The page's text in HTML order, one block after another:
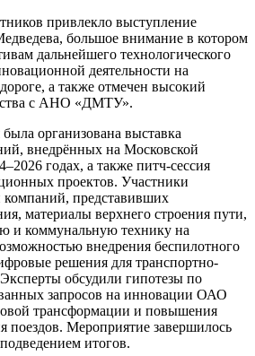
привлекло выступление
большое внимание в котором
дальнейшего технологического
деятельности на
а также отмечен высокий
с АНО «ДМТУ».
организована выставка
внедрённых на Московской
годах, а также питч-сессия
проектов. Участники
компаний, представивших
материалы верхнего строения пути,
и коммунальную технику на
внедрения беспилотного
решения для транспортно-
обсудили гипотезы по
запросов на инновации ОАО
трансформации и повышения
поездов. Мероприятие завершилось
итогов.